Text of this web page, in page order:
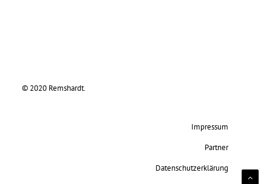
© 2020 Remshardt.
Impressum
Partner
Datenschutzerklärung